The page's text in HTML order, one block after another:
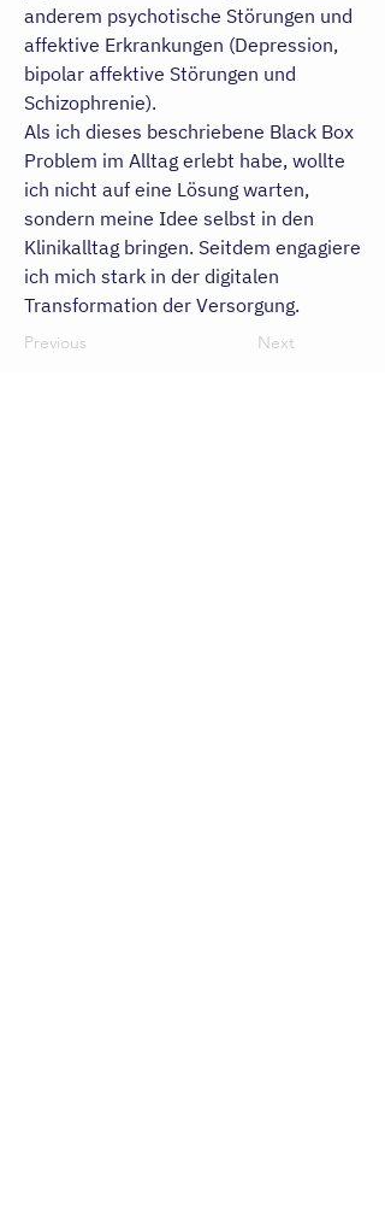
anderem psychotische Störungen und
affektive Erkrankungen (Depression,
bipolar affektive Störungen und
Schizophrenie).
Als ich dieses beschriebene Black Box
Problem im Alltag erlebt habe, wollte
ich nicht auf eine Lösung warten,
sondern meine Idee selbst in den
Klinikalltag bringen. Seitdem engagiere
ich mich stark in der digitalen
Transformation der Versorgung.
Previous Next